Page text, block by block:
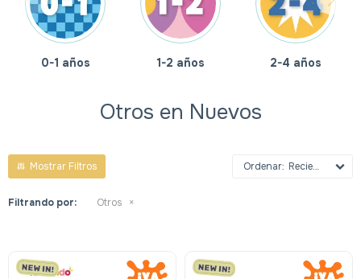
1-2 años 2-4 años 4-6 años
Otros en Nuevos
Recientes
Filtrando por: Otros